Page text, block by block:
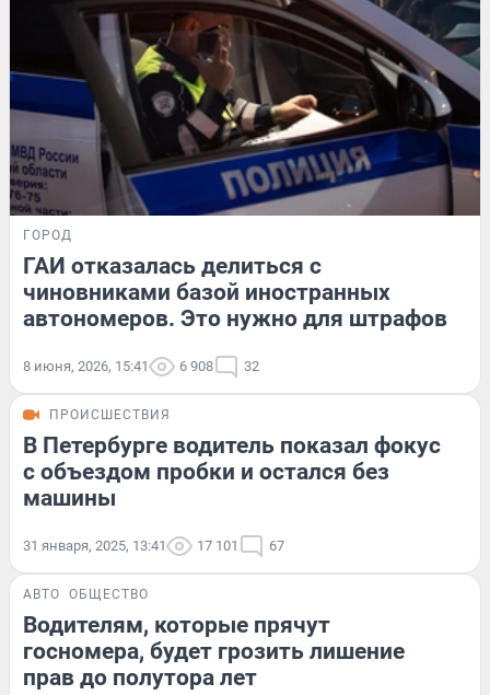
ГОРОД
ГАИ отказалась делиться с
чиновниками базой иностранных
автономеров. Это нужно для штрафов
8 июня, 2026, 15:41 6 908 32
ПРОИСШЕСТВИЯ
В Петербурге водитель показал фокус
с объездом пробки и остался без
машины
31 января, 2025, 13:41 17 101 67
АВТО ОБЩЕСТВО
Водителям, которые прячут
госномера, будет грозить лишение
прав до полутора лет